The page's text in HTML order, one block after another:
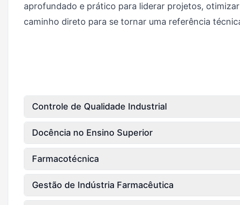
aprofundado e prático para liderar projetos,
caminho direto para se tornar uma referência
Controle de Qualidade Industrial
Docência no Ensino Superior
Farmacotécnica
Gestão de Indústria Farmacêutica